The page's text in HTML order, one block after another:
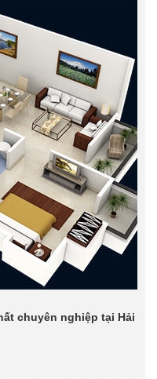
chuyên nghiệp tại Hải